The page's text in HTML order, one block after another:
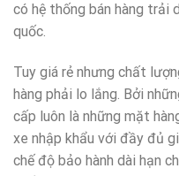
có hệ thống bán hàng trải
quốc.
Tuy giá rẻ nhưng chất
hàng phải lo lắng. Bởi
cấp luôn là những mặt
xe nhập khẩu với đầy đủ
chế độ bảo hành dài hạn